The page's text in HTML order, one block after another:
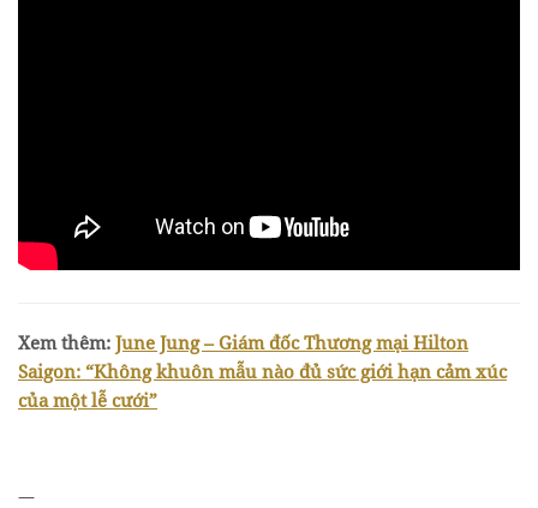
Xem thêm: June Jung – Giám đốc Thương mại Hilton
Saigon: “Không khuôn mẫu nào đủ sức giới hạn cảm xúc
của một lễ cưới”
—